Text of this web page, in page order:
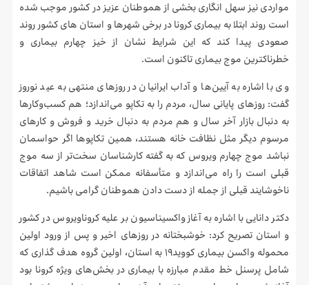
مواردی نیز سهل انگاری بخشی از هموطنان عزیز در کشور موجب شده
است روند ابتلا به بیماری کرونا در برخی شهرها و استان های کشور روند
صعودی پیدا کند که این شرایط نشان از خیز چهارم بیماری و
خطرناکترین موج بیماری تاکنون است.
وی با اشاره به آیین‌ها و آداب ایرانیان در روزهای منتهی به عید نوروز
گفت: روزهای پایانی سال، مردم را به تکاپو می‌اندازد؛ هم کسب‌وکارها
به دنبال بازار آخر سال و هم مردم به دنبال خرید و فروش و کارهای
مرسوم دیگر مثل نظافت خانه هستند، همین تکاپوها اگر حواسمان
نباشد موج چهارم ویروس که به گفته کارشناسان سخت‌تر از سه موج
قبلی است را راه می‌اندازد و متأسفانه ممکن است شاهد اتفاقات
ناخوشایند قبلی از جمله از دست دادن هموطنان گرامی باشیم.
دکتر دانایی با اشاره به آغاز واکسیناسیون بر علیه کروناویروس در کشور
و استان تصریح کرد: خوشبختانه در روزهای اخیر و پس از ورود اولین
محموله واکسن بیماری کووید۱۹ به استان، اولین گروه هدف گذاری که
شامل پرسنل خط مقدم مبارزه با بیماری در بخش‌های ویژه کرونا بود